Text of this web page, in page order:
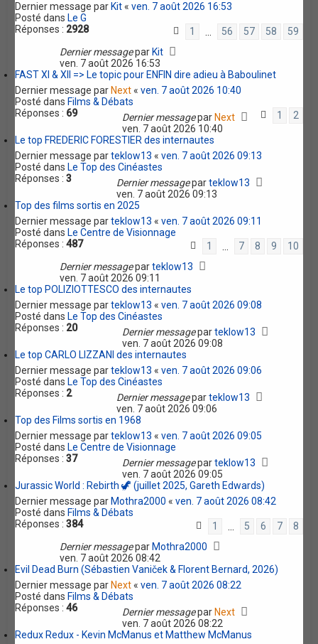
Dernier message par Kit«ven. 7 août 2026 16:53
Posté dans Le G
Réponses : 2928 1 56 57 58
59
Dernier messagepar Kit
ven. 7 août 2026 16:53
FAST XI & XII => Le topic pour ENFIN dire adieu à Baboulinet
Dernier message par Next«ven. 7 août 2026 10:40
Posté dans Films & Débats
Réponses : 69 1 2
Dernier messagepar Next
ven. 7 août 2026 10:40
Le top FREDERIC FORESTIER des internautes
Dernier message parteklow13 «ven. 7 août 2026 09:13
Posté dans Le Top des Cinéastes
Réponses :3 Dernier messageparteklow13
ven. 7 août 2026 09:13
Top des films sortis en 2025
Dernier message parteklow13 «ven. 7 août 2026 09:11
Posté dans Le Centre de Visionnage
Réponses :487 1 7 8 9
10
Dernier messageparteklow13
ven. 7 août 2026 09:11
Le top POLIZIOTTESCO des internautes
Dernier message parteklow13 «ven. 7 août 2026 09:08
Posté dans Le Top des Cinéastes
Réponses : 20 Dernier messageparteklow13
ven. 7 août 2026 09:08
Le top CARLO LIZZANI des internautes
Dernier message parteklow13 «ven. 7 août 2026 09:06
Posté dans Le Top des Cinéastes
Réponses : 2 Dernier messageparteklow13
ven. 7 août 2026 09:06
Top des Films sortis en 1968
Dernier message parteklow13 «ven. 7 août 2026 09:05
Posté dans Le Centre de Visionnage
Réponses :37 Dernier messageparteklow13
ven. 7 août 2026 09:05
Jurassic World : Rebirth 🦖 (juillet 2025, Gareth Edwards)
Dernier message par Mothra2000 «ven. 7 août 2026 08:42
Posté dans Films & Débats
Réponses :384 1 5 6 7
8
Dernier messagepar Mothra2000
ven. 7 août 2026 08:42
Evil Dead Burn (Sébastien Vaniček & Florent Bernard, 2026)
Dernier message par Next«ven. 7 août 2026 08:22
Posté dans Films & Débats
Réponses :46 Dernier messagepar Next
ven. 7 août 2026 08:22
Redux Redux - Kevin McManus et Matthew McManus